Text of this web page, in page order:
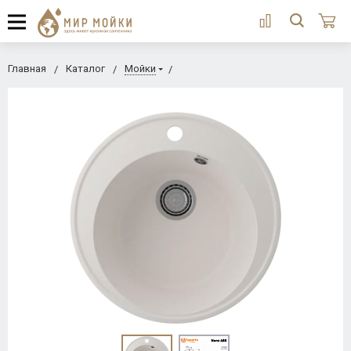
Главная Каталог Мойки